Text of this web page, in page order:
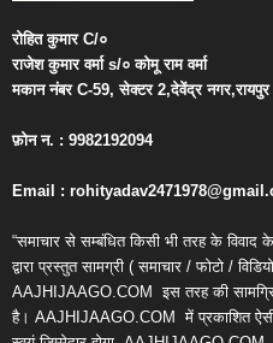
रोहित कुमारC/०
राजेश कुमार वर्माs/० कोमू राम वर्मा
मकान नंबरC-59,सेक्टर2,देवेंद्र नगर,रायपुर
फ़ोन न. : 9982192094
Email :
“समाचार से सम्बंधित किसी भी तरह के
द्वारा प्रस्तुत सामग्री ( समाचार / फोटो /
AAJHIJAAGO.COM इस तरह की
है। AAJHIJAAGO.COM में प्रकाशित